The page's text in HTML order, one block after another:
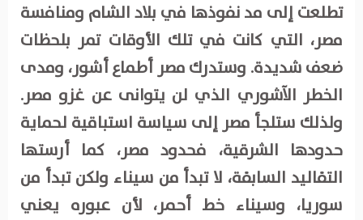
تطلعت إلى مد نفوذها في بلاد الشام ومنافسة
مصر، التي كانت في تلك الأوقات تمر بلحظات
ضعف شديدة. وستدرك مصر أطماع أشور، ومدى
الخطر الآشوري الذي لن يتوانى عن غزو مصر.
ولذلك ستلجأ مصر إلى سياسة استباقية لحماية
حدودها الشرقية، فحدود مصر، كما أرستها
التقاليد السابقة، لا تبدأ من سيناء ولكن تبدأ من
سوريا، وسيناء خط أحمر، لأن عبوره يعني